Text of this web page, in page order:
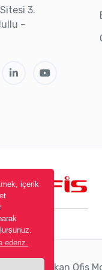
3.
-
- Çalışkan Ofis
içerik
ederiz.